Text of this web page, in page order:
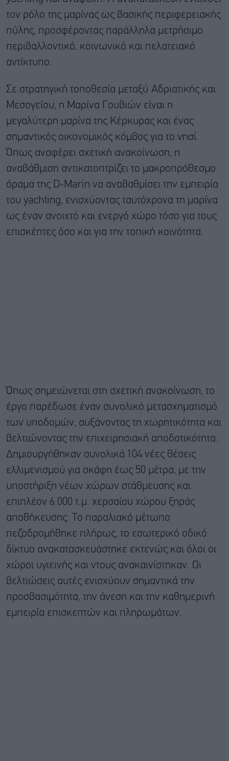
τον ρόλο της μαρίνας ως βασικής περιφερειακής
πύλης, προσφέροντας παράλληλα μετρήσιμο
περιβαλλοντικό, κοινωνικό και πελατειακό
αντίκτυπο.
Σε στρατηγική τοποθεσία μεταξύ Αδριατικής και
Μεσογείου, η Μαρίνα Γουβιών είναι η
μεγαλύτερη μαρίνα της Κέρκυρας και ένας
σημαντικός οικονομικός κόμβος για το νησί.
Όπως αναφέρει σχετική ανακοίνωση, η
αναβάθμιση αντικατοπτρίζει το μακροπρόθεσμο
όραμα της D-Marin να αναβαθμίσει την εμπειρία
του yachting, ενισχύοντας ταυτόχρονα τη μαρίνα
ως έναν ανοιχτό και ενεργό χώρο τόσο για τους
επισκέπτες όσο και για την τοπική κοινότητα.
Όπως σημειώνεται στη σχετική ανακοίνωση, το
έργο παρέδωσε έναν συνολικό μετασχηματισμό
των υποδομών, αυξάνοντας τη χωρητικότητα και
βελτιώνοντας την επιχειρησιακή αποδοτικότητα.
Δημιουργήθηκαν συνολικά 104 νέες θέσεις
ελλιμενισμού για σκάφη έως 50 μέτρα, με την
υποστήριξη νέων χώρων στάθμευσης και
επιπλέον 6.000 τ.μ. χερσαίου χώρου ξηράς
αποθήκευσης. Το παραλιακό μέτωπο
πεζοδρομήθηκε πλήρως, το εσωτερικό οδικό
δίκτυο ανακατασκευάστηκε εκτενώς και όλοι οι
χώροι υγιεινής και ντους ανακαινίστηκαν. Οι
βελτιώσεις αυτές ενισχύουν σημαντικά την
προσβασιμότητα, την άνεση και την καθημερινή
εμπειρία επισκεπτών και πληρωμάτων.